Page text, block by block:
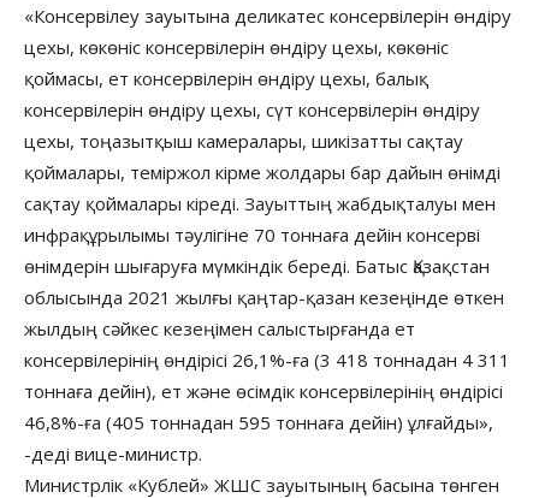
«Консервілеу зауытына деликатес консервілерін өндіру
цехы, көкөніс консервілерін өндіру цехы, көкөніс
қоймасы, ет консервілерін өндіру цехы, балық
консервілерін өндіру цехы, сүт консервілерін өндіру
цехы, тоңазытқыш камералары, шикізатты сақтау
қоймалары, теміржол кірме жолдары бар дайын өнімді
сақтау қоймалары кіреді. Зауыттың жабдықталуы мен
инфрақұрылымы тәулігіне 70 тоннаға дейін консерві
өнімдерін шығаруға мүмкіндік береді. Батыс Қазақстан
облысында 2021 жылғы қаңтар-қазан кезеңінде өткен
жылдың сәйкес кезеңімен салыстырғанда ет
консервілерінің өндірісі 26,1%-ға (3 418 тоннадан 4 311
тоннаға дейін), ет және өсімдік консервілерінің өндірісі
46,8%-ға (405 тоннадан 595 тоннаға дейін) ұлғайды»,
-деді вице-министр.
Министрлік «Кублей» ЖШС зауытының басына төнген